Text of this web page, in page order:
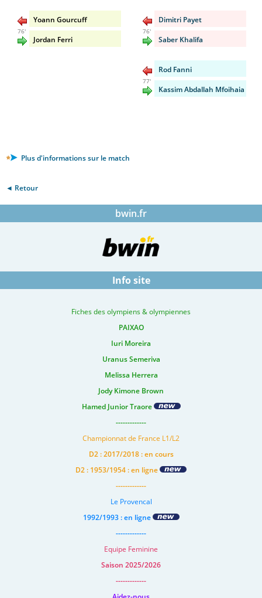
Yoann Gourcuff
76'
Jordan Ferri
Dimitri Payet
76'
Saber Khalifa
Rod Fanni
77'
Kassim Abdallah Mfoihaia
Plus d'informations sur le match
◄ Retour
bwin.fr
Info site
Fiches des olympiens & olympiennes
PAIXAO
Iuri Moreira
Uranus Semeriva
Melissa Herrera
Jody Kimone Brown
Hamed Junior Traore
-------------
Championnat de France L1/L2
D2 : 2017/2018 : en cours
D2 : 1953/1954 : en ligne
-------------
Le Provencal
1992/1993 : en ligne
-------------
Equipe Feminine
Saison 2025/2026
-------------